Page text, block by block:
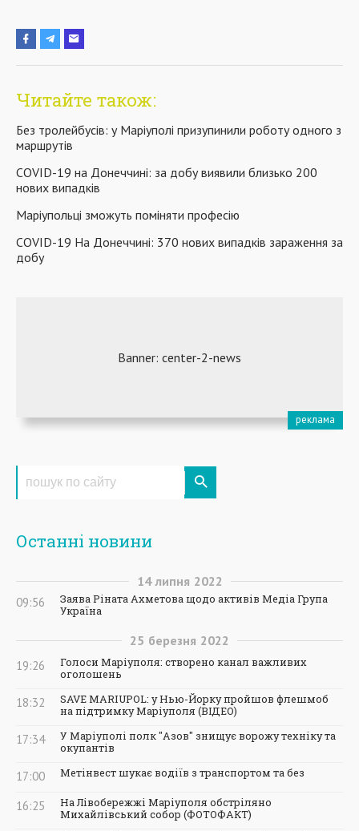
Читайте також:
Без тролейбусів: у Маріуполі призупинили роботу одного з
маршрутів
COVID-19 на Донеччині: за добу виявили близько 200
нових випадків
Маріупольці зможуть поміняти професію
COVID-19 На Донеччині: 370 нових випадків зараження за
добу
Останні новини
14 липня 2022
09:56
Заява Ріната Ахметова щодо активів Медіа Група
Україна
25 березня 2022
19:26
Голоси Маріуполя: створено канал важливих
оголошень
18:32
SAVE MARIUPOL: у Нью-Йорку пройшов флешмоб
на підтримку Маріуполя (ВІДЕО)
17:34
У Маріуполі полк "Азов" знищує ворожу техніку та
окупантів
17:00 Метінвест шукає водіїв з транспортом та без
16:25
На Лівобережжі Маріуполя обстріляно
Михайлівський собор (ФОТОФАКТ)